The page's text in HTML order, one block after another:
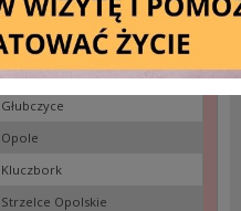
MIEJSCOWOŚĆ
Krapkowice
Głubczyce
Opole
Kluczbork
Strzelce Opolskie